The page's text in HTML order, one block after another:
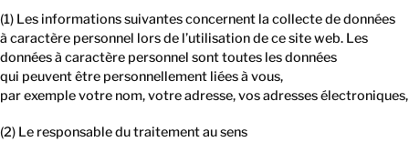
NOS SERVICES
ACTUALITÉ & DOCUMENTATION
OFFRES D’EMPLOI
(1) Les informations suivantes concernent la collecte de données
à caractère personnel lors de l’utilisation de ce site web. Les
données à caractère personnel sont toutes les données
qui peuvent être personnellement liées à vous,
par exemple votre nom, votre adresse, vos adresses
(2) Le responsable du traitement au sens